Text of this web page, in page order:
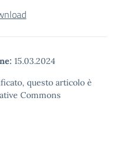
15.03.2024
questo articolo è
Commons